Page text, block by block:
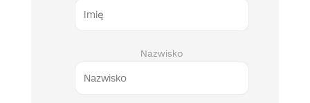
Nazwisko